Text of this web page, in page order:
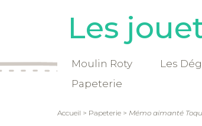
Les
Moulin Roty Les
Papeterie
Accueil > Papeterie > Mémo aimanté